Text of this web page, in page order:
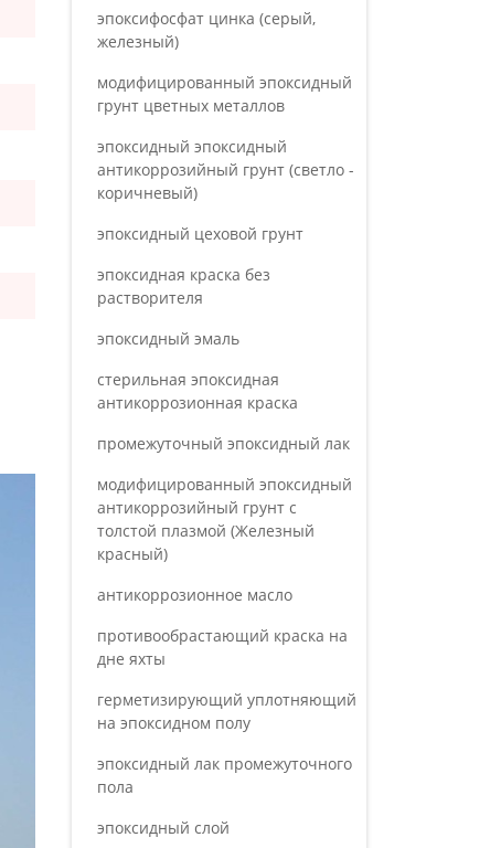
эпоксифосфат цинка (серый,
железный)
модифицированный эпоксидный
грунт цветных металлов
эпоксидный эпоксидный
антикоррозийный грунт (светло -
коричневый)
эпоксидный цеховой грунт
эпоксидная краска без
растворителя
эпоксидный эмаль
стерильная эпоксидная
антикоррозионная краска
промежуточный эпоксидный лак
модифицированный эпоксидный
антикоррозийный грунт с
толстой плазмой (Железный
красный)
антикоррозионное масло
противообрастающий краска на
дне яхты
герметизирующий уплотняющий
на эпоксидном полу
эпоксидный лак промежуточного
пола
эпоксидный слой